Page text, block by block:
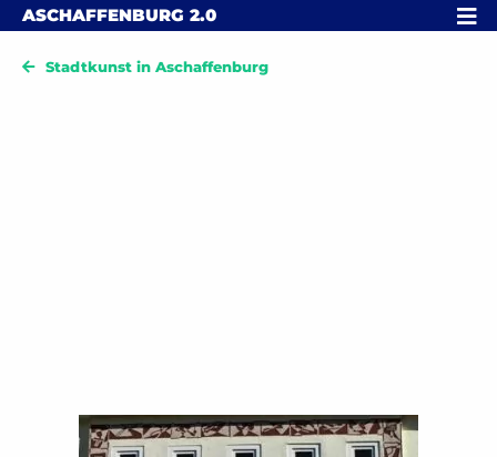
Skip to content
ASCHAFFENBURG 2.0 MENÜ
Stadtkunst in Aschaffenburg